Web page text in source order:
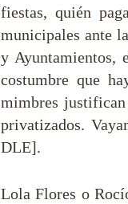
fiestas, quién
municipales ante
y Ayuntamientos,
costumbre que
mimbres
privatizados.
DLE].
Lola Flores o